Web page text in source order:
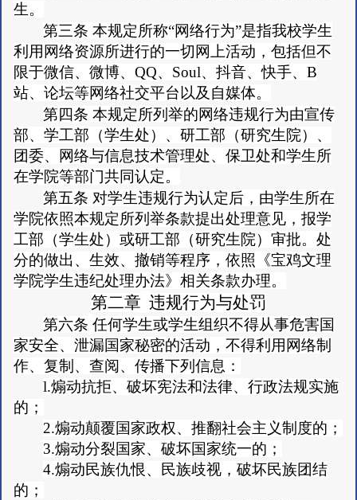
生。
第三条 本规定所称“网络行为”是指我校学生
利用网络资源所进行的一切网上活动，包括但不
限于微信、微博、QQ、Soul、抖音、快手、B
站、论坛等网络社交平台以及自媒体。
第四条 本规定所列举的网络违规行为由宣传
部、学工部（学生处）、研工部（研究生院）、
团委、网络与信息技术管理处、保卫处和学生所
在学院等部门共同认定。
第五条 对学生违规行为认定后，由学生所在
学院依照本规定所列举条款提出处理意见，报学
工部（学生处）或研工部（研究生院）审批。处
分的做出、生效、撤销等程序，依照《宝鸡文理
学院学生违纪处理办法》相关条款办理。
第二章 违规行为与处罚
第六条 任何学生或学生组织不得从事危害国
家安全、泄漏国家秘密的活动，不得利用网络制
作、复制、查阅、传播下列信息：
l.煽动抗拒、破坏宪法和法律、行政法规实施
的；
2.煽动颠覆国家政权、推翻社会主义制度的；
3.煽动分裂国家、破坏国家统一的；
4.煽动民族仇恨、民族歧视，破坏民族团结
的；